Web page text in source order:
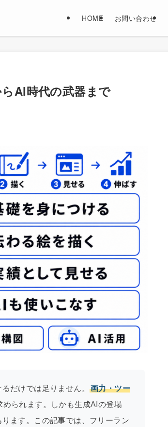
HOME お問い合わせ
AI時代の武器まで
だけでは足りません。
画力・ツー
められます。しかも生成AIの登場
ます。この記事では、フリーラン